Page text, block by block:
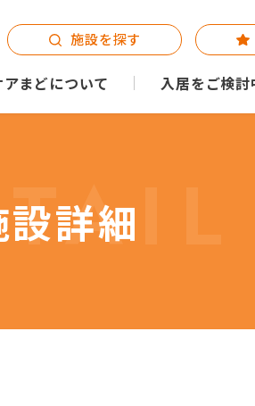
アまどについて 入居をご検
施設を探す
設詳細